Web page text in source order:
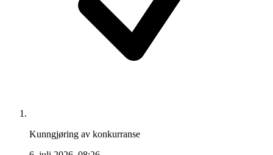
Kunngjøring av konkurranse